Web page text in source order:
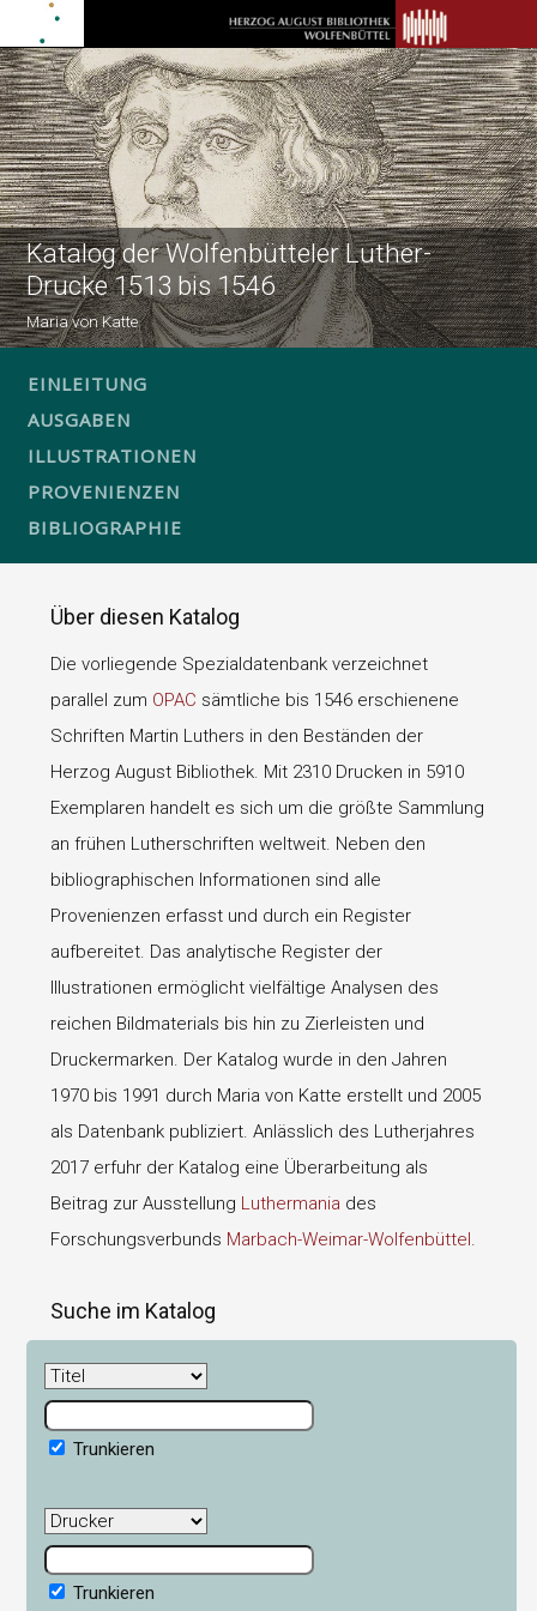
Katalog der Wolfenbütteler Luther-
Drucke 1513 bis 1546
Maria von Katte
EINLEITUNG
AUSGABEN
ILLUSTRATIONEN
PROVENIENZEN
BIBLIOGRAPHIE
Über diesen Katalog
Die vorliegende Spezialdatenbank verzeichnet
parallel zum OPAC sämtliche bis 1546 erschienene
Schriften Martin Luthers in den Beständen der
Herzog August Bibliothek. Mit 2310 Drucken in 5910
Exemplaren handelt es sich um die größte Sammlung
an frühen Lutherschriften weltweit. Neben den
bibliographischen Informationen sind alle
Provenienzen erfasst und durch ein Register
aufbereitet. Das analytische Register der
Illustrationen ermöglicht vielfältige Analysen des
reichen Bildmaterials bis hin zu Zierleisten und
Druckermarken. Der Katalog wurde in den Jahren
1970 bis 1991 durch Maria von Katte erstellt und 2005
als Datenbank publiziert. Anlässlich des Lutherjahres
2017 erfuhr der Katalog eine Überarbeitung als
Beitrag zur Ausstellung Luthermania des
Forschungsverbunds Marbach-Weimar-Wolfenbüttel.
Suche im Katalog
Trunkieren
Trunkieren